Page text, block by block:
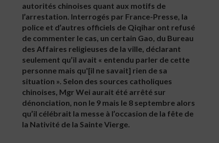
autorités chinoises quant aux motifs de
l’arrestation. Interrogés par France-Presse, la
police et d’autres officiels de Qiqihar ont refusé
de commenter le cas, un certain Gao, du Bureau
des Affaires religieuses de la ville, déclarant
seulement qu’il avait « entendu parler de cette
personne mais qu'[il ne savait] rien de sa
situation ». Selon des sources catholiques
chinoises, Mgr Wei aurait été arrêté sur
dénonciation, non le 9 mais le 8 septembre alors
qu’il célébrait la messe à l’occasion de la fête de
la Nativité de la Sainte Vierge.